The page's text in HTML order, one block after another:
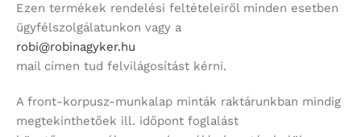
Ezen termékek rendelési feltételeiről minden esetben
ügyfélszolgálatunkon vagy a
robi@robinagyker.hu
mail címen tud felvilágosítást kérni.
A front-korpusz-munkalap minták raktárunkban mindig
megtekinthetőek ill. időpont foglalást